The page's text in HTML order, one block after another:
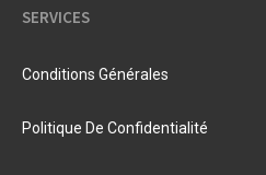
SERVICES
Conditions Générales
Politique De Confidentialité